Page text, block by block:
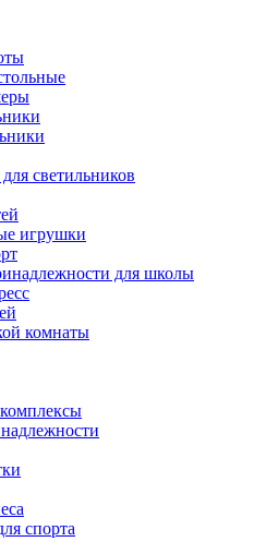
светильников
игрушки
для школы
комнаты
спорта